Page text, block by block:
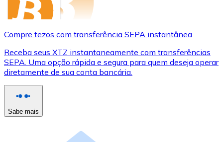
Compre tezos com transferência SEPA instantânea
Receba seus XTZ instantaneamente com transferências
SEPA. Uma opção rápida e segura para quem deseja operar
diretamente de sua conta bancária.
Sabe mais